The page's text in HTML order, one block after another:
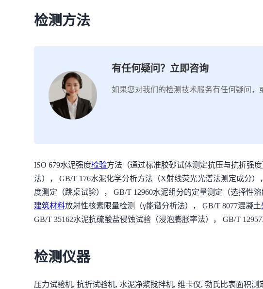
检测方法
有任何疑问？立即咨询
如果您对我们的检测技术服务有任何疑问，
ISO 679水泥强度检验方法（通过标准胶砂试体测定抗压与抗折强
法）， GB/T 176水泥化学分析方法（X射线荧光光谱法测定成分
度测定（跳桌试验）， GB/T 12960水泥组分的定量测定（选择性
建筑材料放射性核素限量检测（γ能谱分析法）， GB/T 8077混凝土
GB/T 35162水泥抗硫酸盐侵蚀试验（浸泡膨胀率法）， GB/T
检测仪器
压力试验机, 抗折试验机, 水泥净浆搅拌机, 维卡仪, 勃氏比表面积